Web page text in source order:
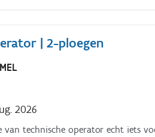
| 2-ploegen
2026
van technische operator echt iets